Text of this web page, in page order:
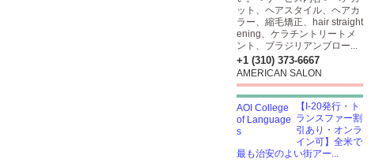
ット、ヘアスタイル、ヘアカ
ラー、縮毛矯正、hair straight
ening、ケラチントリートメ
ント、ブラジリアンブロー...
+1 (310) 373-6667
AMERICAN SALON
【I-20発行・ト
ランスファー割
引あり・オンラ
イン可】全米で
最も治安のよい街アー...